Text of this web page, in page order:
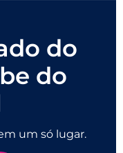
do
do
um só lugar.